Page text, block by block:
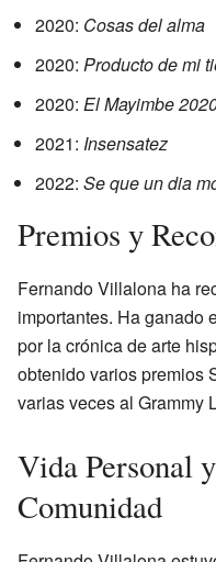
2020: Cosas del alma
2020: Producto de mi
2020: El Mayimbe
2021: Insensatez
2022: Se que un dia
Premios y
Fernando Villalona ha
importantes. Ha ganado
por la crónica de arte
obtenido varios premios
varias veces al Grammy
Vida Personal
Comunidad